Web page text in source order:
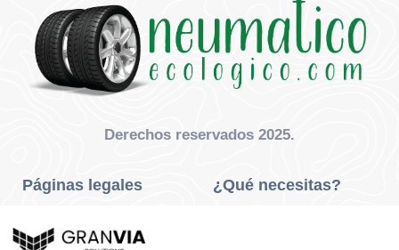
Derechos reservados 2025.
Páginas legales
Privacidad Y Cookies
¿Qué necesitas?